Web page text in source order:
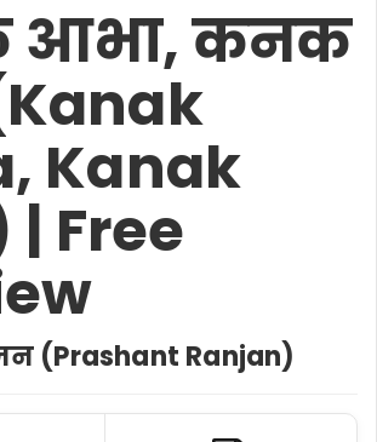
आभा, कनक
Kanak
Free
(Prashant Ranjan)